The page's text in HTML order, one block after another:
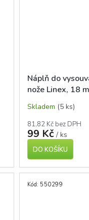
Náplň do
nože Linex, 18
Skladem (5 ks)
81,82 Kč bez DPH
99 Kč / ks
DO KOŠÍKU
Kód: 550299